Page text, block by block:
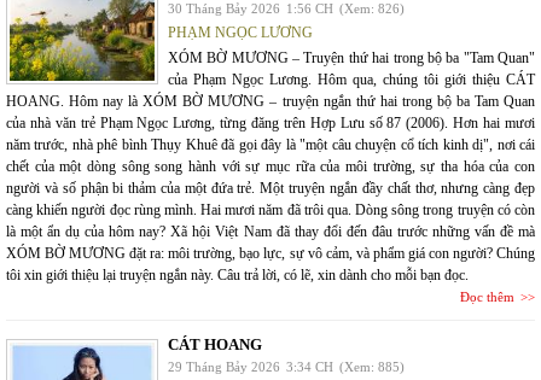
30 Tháng Bảy 2026 1:56 CH (Xem: 826)
PHẠM NGỌC LƯƠNG
XÓM BỜ MƯƠNG – Truyện thứ hai trong bộ ba "Tam Quan"
của Phạm Ngọc Lương. Hôm qua, chúng tôi giới thiệu CÁT
HOANG. Hôm nay là XÓM BỜ MƯƠNG – truyện ngắn thứ hai trong bộ ba Tam Quan
của nhà văn trẻ Phạm Ngọc Lương, từng đăng trên Hợp Lưu số 87 (2006). Hơn hai mươi
năm trước, nhà phê bình Thụy Khuê đã gọi đây là "một câu chuyện cổ tích kinh dị", nơi cái
chết của một dòng sông song hành với sự mục rữa của môi trường, sự tha hóa của con
người và số phận bi thảm của một đứa trẻ. Một truyện ngắn đầy chất thơ, nhưng càng đẹp
càng khiến người đọc rùng mình. Hai mươi năm đã trôi qua. Dòng sông trong truyện có còn
là một ẩn dụ của hôm nay? Xã hội Việt Nam đã thay đổi đến đâu trước những vấn đề mà
XÓM BỜ MƯƠNG đặt ra: môi trường, bạo lực, sự vô cảm, và phẩm giá con người? Chúng
tôi xin giới thiệu lại truyện ngắn này. Câu trả lời, có lẽ, xin dành cho mỗi bạn đọc.
Đọc thêm
CÁT HOANG
29 Tháng Bảy 2026 3:34 CH (Xem: 885)